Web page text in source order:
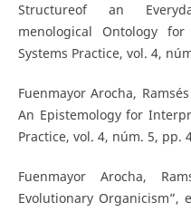
Structureof an
menological Ontology
Systems Practice, vol. 4,
Fuenmayor Arocha,
An Epistemology for
Practice, vol. 4, núm. 5, pp.
Fuenmayor Arocha,
Evolutionary Organicism”,